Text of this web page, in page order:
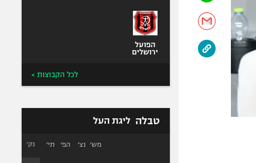
הפועל
ירושלים
לכל הקבוצות >
טבלה ליגת העל
מש׳ נצ׳ הפ׳ תי׳ נק׳